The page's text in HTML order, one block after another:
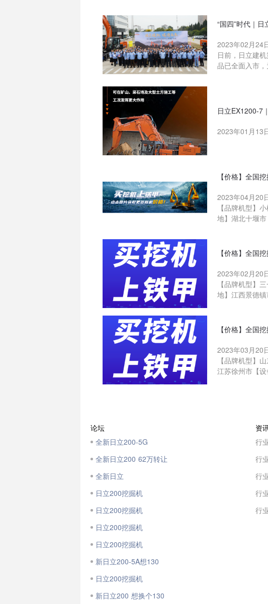
“国四”时代｜
2023年02月24
日前，日立建
品已全面入市
日立EX1200-7
2023年01月13
【价格】全国
2023年04月20
【品牌机型】
地】湖北十堰
【价格】全国
2023年02月20
【品牌机型】
地】江西景德
【价格】全国
2023年03月20
【品牌机型】
江苏徐州市【
论坛
全新日立200-5G
全新日立200 62万转让
全新日立
日立200挖掘机
日立200挖掘机
日立200挖掘机
日立200挖掘机
新日立200-5A想130
日立200挖掘机
新日立200 想换个130
资
行
行
行
行
行